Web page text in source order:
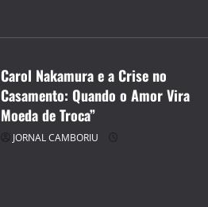
Carol Nakamura e a Crise no
Casamento: Quando o Amor Vira
Moeda de Troca”
JORNAL CAMBORIU